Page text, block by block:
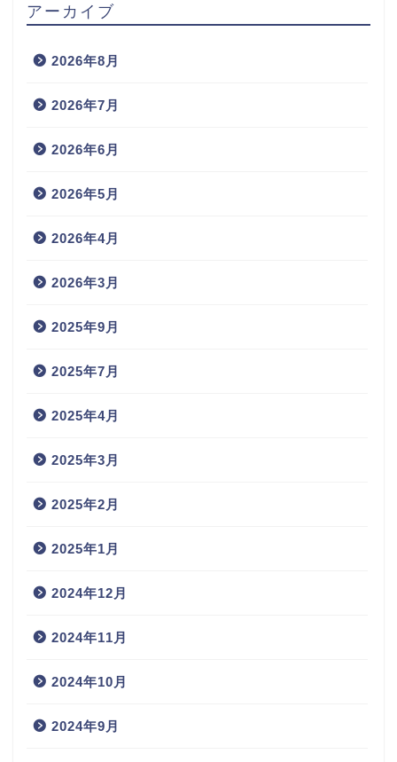
アーカイブ
2026年8月
2026年7月
2026年6月
2026年5月
2026年4月
2026年3月
2025年9月
2025年7月
2025年4月
2025年3月
2025年2月
2025年1月
2024年12月
2024年11月
2024年10月
2024年9月